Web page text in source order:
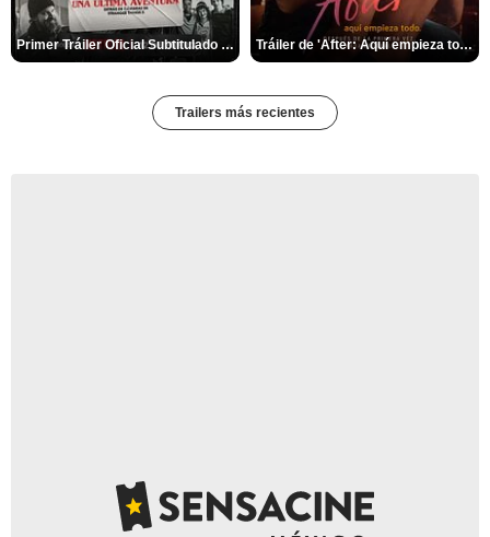
Primer Tráiler Oficial Subtitulado de 'Una última aventura: Detrás de cámaras de Stranger Things 5' Tráiler de 'After: Aquí empieza todo'
Trailers más recientes